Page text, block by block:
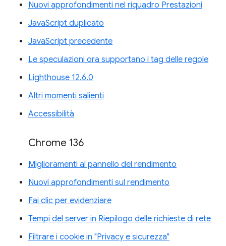
Nuovi approfondimenti nel riquadro Prestazioni
JavaScript duplicato
JavaScript precedente
Le speculazioni ora supportano i tag delle regole
Lighthouse 12.6.0
Altri momenti salienti
Accessibilità
Chrome 136
Miglioramenti al pannello del rendimento
Nuovi approfondimenti sul rendimento
Fai clic per evidenziare
Tempi del server in Riepilogo delle richieste di rete
Filtrare i cookie in "Privacy e sicurezza"